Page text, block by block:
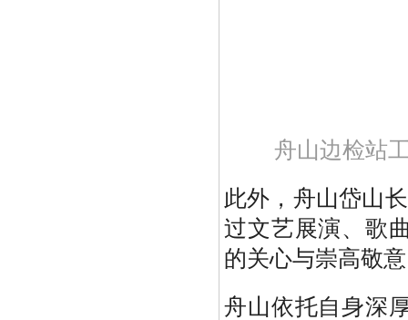
舟山边检站
此外，舟山岱山
过文艺展演、歌
的关心与崇高敬
舟山依托自身深